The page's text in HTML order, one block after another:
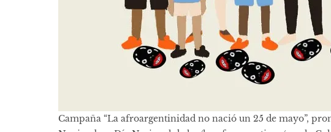
Campaña “La afroargentinidad no nació un 25 de mayo”,